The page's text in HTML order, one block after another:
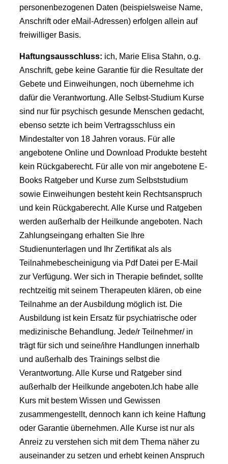
personenbezogenen Daten (beispielsweise Name,
Anschrift oder eMail-Adressen) erfolgen allein auf
freiwilliger Basis.
Haftungsausschluss: ich, Marie Elisa Stahn, o.g.
Anschrift, gebe keine Garantie für die Resultate der
Gebete und Einweihungen, noch übernehme ich
dafür die Verantwortung. Alle Selbst-Studium Kurse
sind nur für psychisch gesunde Menschen gedacht,
ebenso setzte ich beim Vertragsschluss ein
Mindestalter von 18 Jahren voraus. Für alle
angebotene Online und Download Produkte besteht
kein Rückgaberecht. Für alle von mir angebotene E-
Books Ratgeber und Kurse zum Selbststudium
sowie Einweihungen besteht kein Rechtsanspruch
und kein Rückgaberecht. Alle Kurse und Ratgeben
werden außerhalb der Heilkunde angeboten. Nach
Zahlungseingang erhalten Sie Ihre
Studienunterlagen und Ihr Zertifikat als als
Teilnahmebescheinigung via Pdf Datei per E-Mail
zur Verfügung. Wer sich in Therapie befindet, sollte
rechtzeitig mit seinem Therapeuten klären, ob eine
Teilnahme an der Ausbildung möglich ist. Die
Ausbildung ist kein Ersatz für psychiatrische oder
medizinische Behandlung. Jede/r Teilnehmer/ in
trägt für sich und seine/ihre Handlungen innerhalb
und außerhalb des Trainings selbst die
Verantwortung. Alle Kurse und Ratgeber sind
außerhalb der Heilkunde angeboten.Ich habe alle
Kurs mit bestem Wissen und Gewissen
zusammengestellt, dennoch kann ich keine Haftung
oder Garantie übernehmen. Alle Kurse ist nur als
Anreiz zu verstehen sich mit dem Thema näher zu
auseinander zu setzen und erhebt keinen Anspruch